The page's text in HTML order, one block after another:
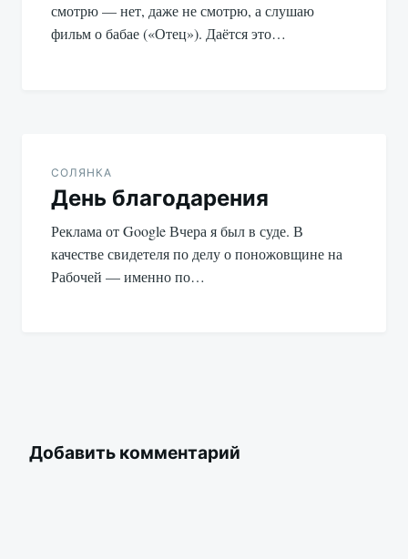
смотрю — нет, даже не смотрю, а слушаю
фильм о бабае («Отец»). Даётся это…
СОЛЯНКА
День благодарения
Реклама от Google Вчера я был в суде. В
качестве свидетеля по делу о поножовщине на
Рабочей — именно по…
Добавить комментарий